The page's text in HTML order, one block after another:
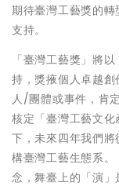
期待臺灣工藝獎的
支持。
「臺灣工藝獎」將
持，獎掖個人卓越
人/團體或事件，肯
核定「臺灣工藝文
下，未來四年我們
構臺灣工藝生態系
念，舞臺上的「演